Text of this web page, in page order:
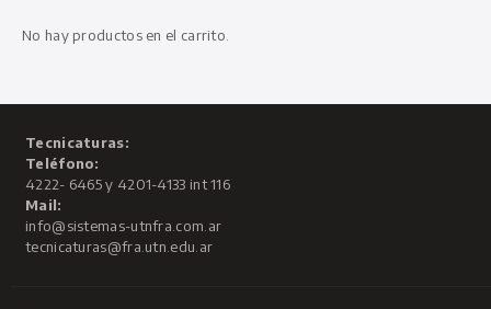
No hay productos en el carrito.
Tecnicaturas:
Teléfono:
4222- 6465 y 4201-4133 int 116
Mail:
info@sistemas-utnfra.com.ar
tecnicaturas@fra.utn.edu.ar